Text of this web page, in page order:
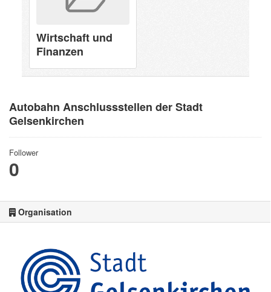
Autobahn Anschlussstellen der Stadt
Gelsenkirchen
Follower
0
Organisation
Wirtschaft und
Finanzen